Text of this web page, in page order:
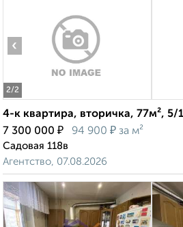
2/2
‹
4-к квартира, вторичка, 77м², 5/
7 300 000 ₽ 94 900 ₽ за м²
Садовая 118в
Агентство, 07.08.2026